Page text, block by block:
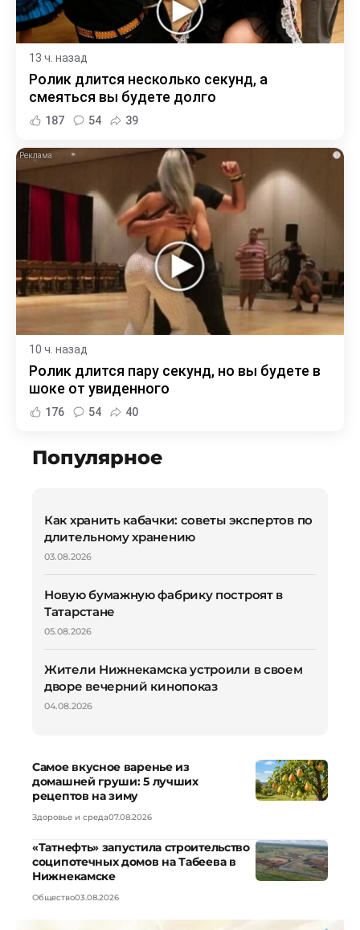
13 ч. назад
Ролик длится несколько секунд, а
смеяться вы будете долго
187 54 39
i
10 ч. назад
Ролик длится пару секунд, но вы будете в
шоке от увиденного
176 54 40
Популярное
Как хранить кабачки: советы экспертов по
длительному хранению
03.08.2026
Новую бумажную фабрику построят в
Татарстане
05.08.2026
Жители Нижнекамска устроили в своем
дворе вечерний кинопоказ
04.08.2026
Самое вкусное варенье из
домашней груши: 5 лучших
рецептов на зиму
Здоровье и среда07.08.2026
«Татнефть» запустила строительство
соципотечных домов на Табеева в
Нижнекамске
Общество03.08.2026